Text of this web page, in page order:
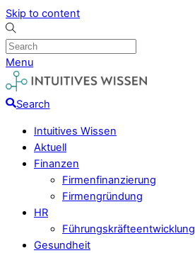
Skip to content
Menu
Search
Intuitives Wissen
Aktuell
Finanzen
Firmenfinanzierung
Firmengründung
HR
Führungskräfteentwicklung
Gesundheit